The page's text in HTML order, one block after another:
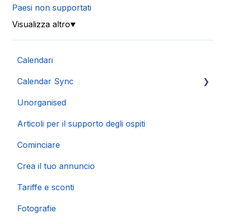
Paesi non supportati
Visualizza altro▼
Calendari
Calendar Sync
Importazione di calendari popolari
Unorganised
Articoli per il supporto degli ospiti
Cominciare
Crea il tuo annuncio
Tariffe e sconti
Fotografie